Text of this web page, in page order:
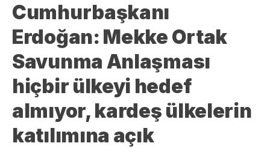
Cumhurbaşkanı
Erdoğan: Mekke Ortak
Savunma Anlaşması
hiçbir ülkeyi hedef
almıyor, kardeş ülkelerin
katılımına açık